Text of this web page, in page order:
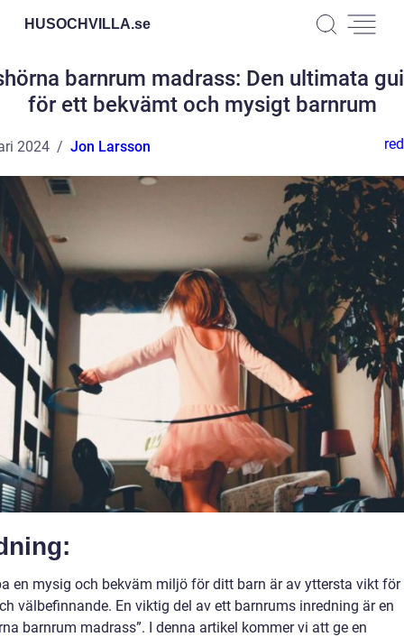
HUSOCHVILLA.se
barnrum madrass: Den ultimata
för ett bekvämt och mysigt barnrum
2024 Jon Larsson
en mysig och bekväm miljö för ditt barn är av yttersta vikt för
välbefinnande. En viktig del av ett barnrums inredning är en
barnrum madrass”. I denna artikel kommer vi att ge en